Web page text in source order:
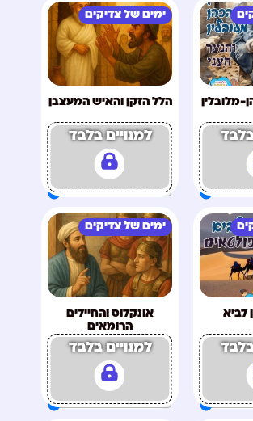
מלובלין
בלבד
ימים של צדיקים
הלל הזקן והאיש המעצבן
למנויים בלבד
לביא
בלבד
ימים של צדיקים
אונקלוס והחיילים
הרומאים
למנויים בלבד